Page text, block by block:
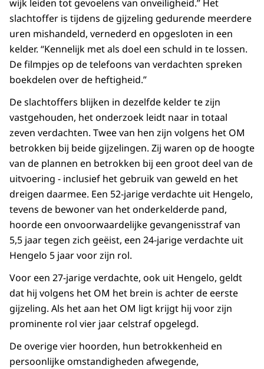
wijk leiden tot gevoelens van onveiligheid.” Het
slachtoffer is tijdens de gijzeling gedurende meerdere
uren mishandeld, vernederd en opgesloten in een
kelder. “Kennelijk met als doel een schuld in te lossen.
De filmpjes op de telefoons van verdachten spreken
boekdelen over de heftigheid.”
De slachtoffers blijken in dezelfde kelder te zijn
vastgehouden, het onderzoek leidt naar in totaal
zeven verdachten. Twee van hen zijn volgens het OM
betrokken bij beide gijzelingen. Zij waren op de hoogte
van de plannen en betrokken bij een groot deel van de
uitvoering - inclusief het gebruik van geweld en het
dreigen daarmee. Een 52-jarige verdachte uit Hengelo,
tevens de bewoner van het onderkelderde pand,
hoorde een onvoorwaardelijke gevangenisstraf van
5,5 jaar tegen zich geëist, een 24-jarige verdachte uit
Hengelo 5 jaar voor zijn rol.
Voor een 27-jarige verdachte, ook uit Hengelo, geldt
dat hij volgens het OM het brein is achter de eerste
gijzeling. Als het aan het OM ligt krijgt hij voor zijn
prominente rol vier jaar celstraf opgelegd.
De overige vier hoorden, hun betrokkenheid en
persoonlijke omstandigheden afwegende,